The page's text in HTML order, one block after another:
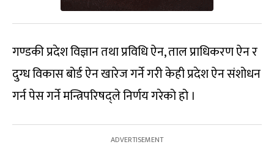
गण्डकी प्रदेश विज्ञान तथा प्रविधि ऐन, ताल प्राधिकरण ऐन र
दुग्ध विकास बोर्ड ऐन खारेज गर्ने गरी केही प्रदेश ऐन संशोधन
गर्न पेस गर्ने मन्त्रिपरिषद्ले निर्णय गरेको हो ।